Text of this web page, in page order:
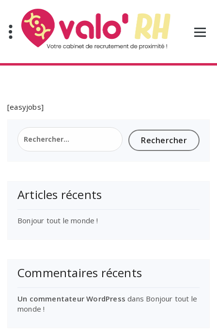
contenu
[easyjobs]
Rechercher :
Articles récents
Bonjour tout le monde !
Commentaires récents
Un commentateur WordPress dans Bonjour tout le
monde !